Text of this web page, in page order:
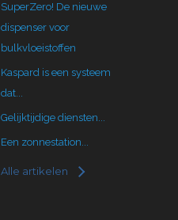
SuperZero! De nieuwe
dispenser voor
bulkvloeistoffen
Kaspard is een systeem
dat...
Gelijktijdige diensten...
Een zonnestation...
Alle artikelen